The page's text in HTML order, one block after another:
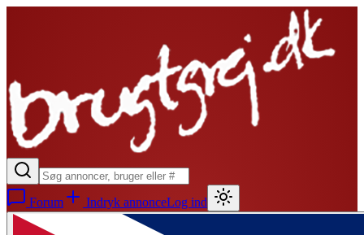
Forum Indryk annonceLog ind